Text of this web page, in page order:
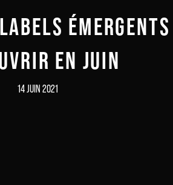
EN JUIN
14 JUIN 2021